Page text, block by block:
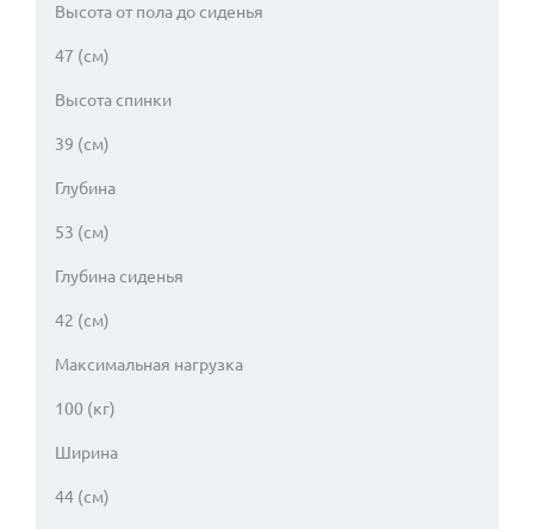
Высота от пола до сиденья
47 (см)
Высота спинки
39 (см)
Глубина
53 (см)
Глубина сиденья
42 (см)
Максимальная нагрузка
100 (кг)
Ширина
44 (см)